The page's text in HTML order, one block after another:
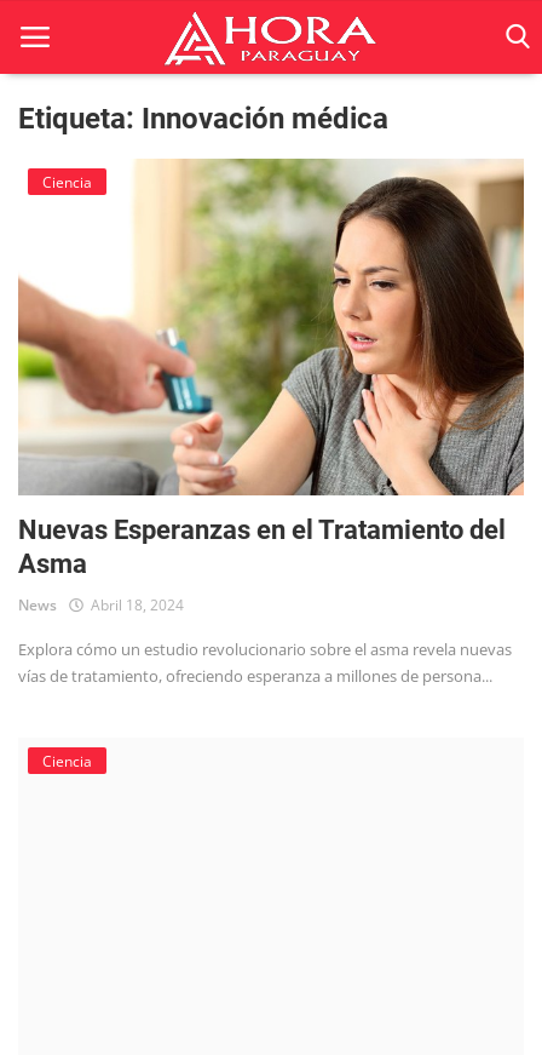
Inicio
BELLEZA
Ciencia
Deportes
Economía
Espetáculos
Negocios
Tecnología
Etiqueta: Innovación médica
Ciencia
Nuevas Esperanzas en el Tratamiento del
Asma
News Abril 18, 2024
Explora cómo un estudio revolucionario sobre el asma revela nuevas
vías de tratamiento, ofreciendo esperanza a millones de persona...
Ciencia